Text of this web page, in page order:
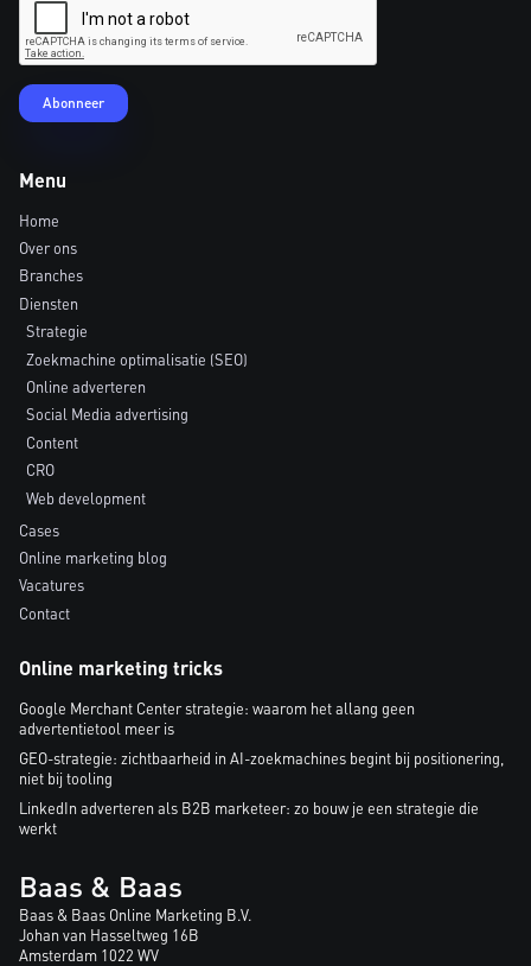
Menu
Home
Over ons
Branches
Diensten
Strategie
Zoekmachine optimalisatie (SEO)
Online adverteren
Social Media advertising
Content
CRO
Web development
Cases
Online marketing blog
Vacatures
Contact
Online marketing tricks
Google Merchant Center strategie: waarom het allang geen
advertentietool meer is
GEO-strategie: zichtbaarheid in AI-zoekmachines begint bij positionering,
niet bij tooling
LinkedIn adverteren als B2B marketeer: zo bouw je een strategie die
werkt
Baas & Baas
Baas & Baas Online Marketing B.V.
Johan van Hasseltweg 16B
Amsterdam 1022 WV